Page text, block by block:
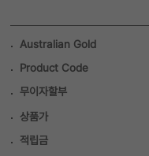
Australian Gold
Product Code
무이자할부
상품가
적립금